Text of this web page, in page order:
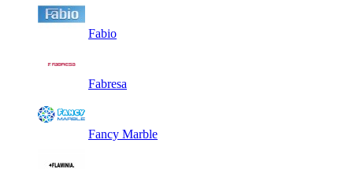
Fabio
Fabresa
Fancy Marble